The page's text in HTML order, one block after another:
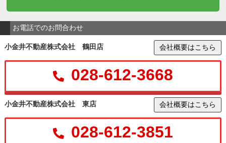
お電話でのお問合わせ
小金井不動産株式会社 鶴田店 会社概要はこちら
028-612-3668
小金井不動産株式会社 東店 会社概要はこちら
028-612-3851